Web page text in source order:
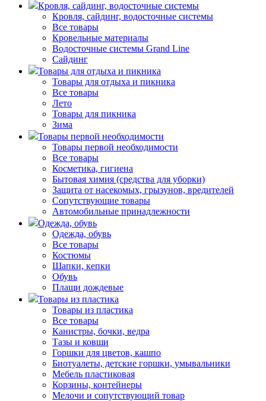
Кровля, сайдинг, водосточные системы
Кровля, сайдинг, водосточные системы
Все товары
Кровельные материалы
Водосточные системы Grand Line
Сайдинг
Товары для отдыха и пикника
Товары для отдыха и пикника
Все товары
Лето
Товары для пикника
Зима
Товары первой необходимости
Товары первой необходимости
Все товары
Косметика, гигиена
Бытовая химия (средства для уборки)
Защита от насекомых, грызунов, вредителей
Сопутствующие товары
Автомобильные принадлежности
Одежда, обувь
Одежда, обувь
Все товары
Костюмы
Шапки, кепки
Обувь
Плащи дождевые
Товары из пластика
Товары из пластика
Все товары
Канистры, бочки, ведра
Тазы и ковши
Горшки для цветов, кашпо
Биотуалеты, детские горшки, умывальники
Мебель пластиковая
Корзины, контейнеры
Мелочи и сопутствующий товар